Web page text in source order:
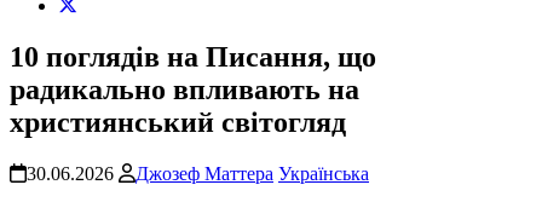
10 поглядів на Писання, що
радикально впливають на
християнський світогляд
30.06.2026 Джозеф Маттера Українська